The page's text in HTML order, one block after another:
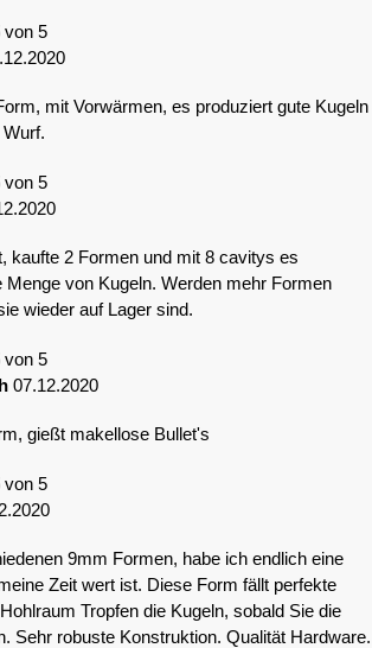
von 5
mit Vorwärmen, es produziert gute Kugeln
von 5
kaufte 2 Formen und mit 8 cavitys es
Menge von Kugeln. Werden mehr Formen
wieder auf Lager sind.
von 5
07.12.2020
gießt makellose Bullet's
von 5
9mm Formen, habe ich endlich eine
Zeit wert ist. Diese Form fällt perfekte
Tropfen die Kugeln, sobald Sie die
Sehr robuste Konstruktion. Qualität Hardware.